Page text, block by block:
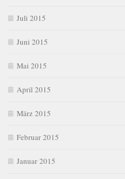
Juli 2015
Juni 2015
Mai 2015
April 2015
März 2015
Februar 2015
Januar 2015